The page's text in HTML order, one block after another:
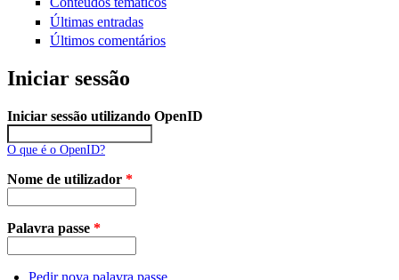
Últimas entradas
Últimos comentários
Iniciar sessão
Iniciar sessão utilizando OpenID
O que é o OpenID?
Nome de utilizador *
Palavra passe *
Pedir nova palavra passe